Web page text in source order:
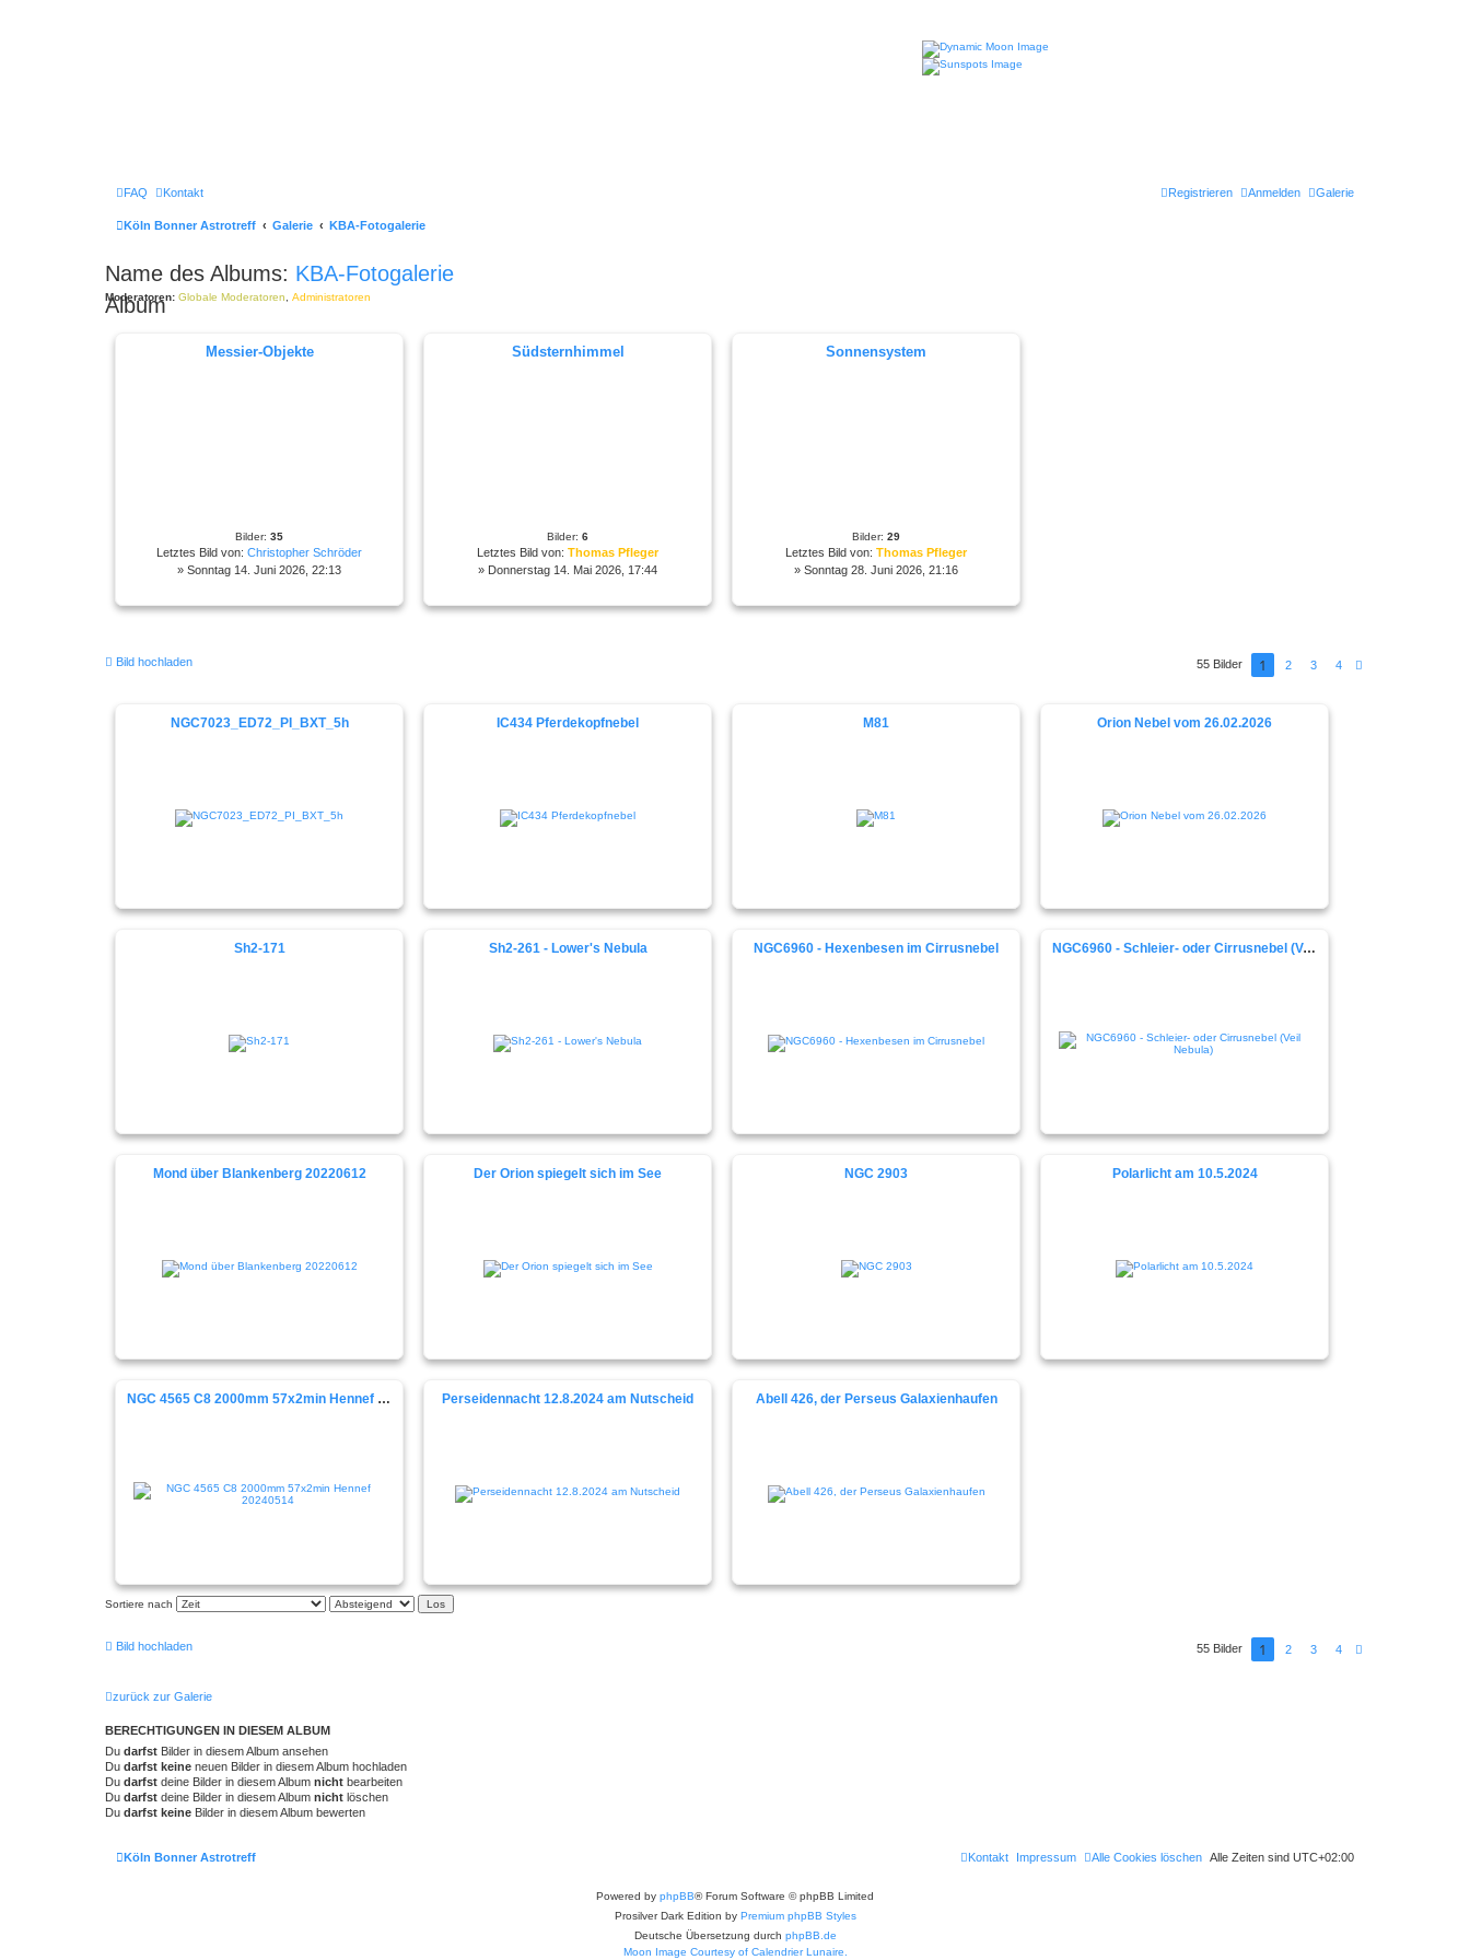
Galerie
FAQ Kontakt Anmelden
Registrieren
Köln Bonner Astrotreff Galerie KBA-Fotogalerie
Name des Albums: KBA-Fotogalerie
Moderatoren: Globale Moderatoren Administratoren
Album
Messier-Objekte
Bilder: 35
Letztes Bild von: Christopher Schröder
» Sonntag 14. Juni 2026, 22:13
Südsternhimmel
Bilder: 6
Letztes Bild von: Thomas Pfleger
» Donnerstag 14. Mai 2026, 17:44
Sonnensystem
Bilder: 29
Letztes Bild von: Thomas Pfleger
» Sonntag 28. Juni 2026, 21:16
Bild hochladen 55 Bilder 1 2 3 4
NGC7023_ED72_PI_BXT_5h IC434 Pferdekopfnebel M81 Orion Nebel vom 26.02.2026
Sh2-171 Sh2-261 - Lower's Nebula NGC6960 - Hexenbesen im Cirrusnebel NGC6960 - Schleier- oder Cirrusnebel (Veil Nebula)
Mond über Blankenberg 20220612 Der Orion spiegelt sich im See NGC 2903 Polarlicht am 10.5.2024
NGC 4565 C8 2000mm 57x2min Hennef 20240514 Perseidennacht 12.8.2024 am Nutscheid Abell 426, der Perseus Galaxienhaufen
Sortiere nach
Bild hochladen 55 Bilder 1 2 3 4
zurück zur Galerie
BERECHTIGUNGEN IN DIESEM ALBUM
Du darfst Bilder in diesem Album ansehen
Du darfst keine neuen Bilder in diesem Album hochladen
Du darfst deine Bilder in diesem Album nicht bearbeiten
Du darfst deine Bilder in diesem Album nicht löschen
Du darfst keine Bilder in diesem Album bewerten
Köln Bonner Astrotreff Alle Zeiten sind UTC+02:00
Alle Cookies löschen
Impressum
Kontakt
Powered by phpBB® Forum Software © phpBB Limited
Prosilver Dark Edition by Premium phpBB Styles
Deutsche Übersetzung durch phpBB.de
Moon Image Courtesy of Calendrier Lunaire.